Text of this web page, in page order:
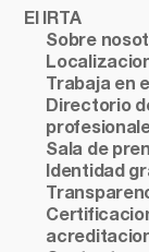
El IRTA
Sobre
Trabaja en
Directorio
Sala de
Identidad